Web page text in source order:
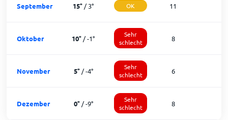
September 15° /3° OK 11
Oktober 10° /-1°
Sehr
schlecht
8
November 5°/-4°
Sehr
schlecht
6
Dezember 0°/-9°
Sehr
schlecht
8